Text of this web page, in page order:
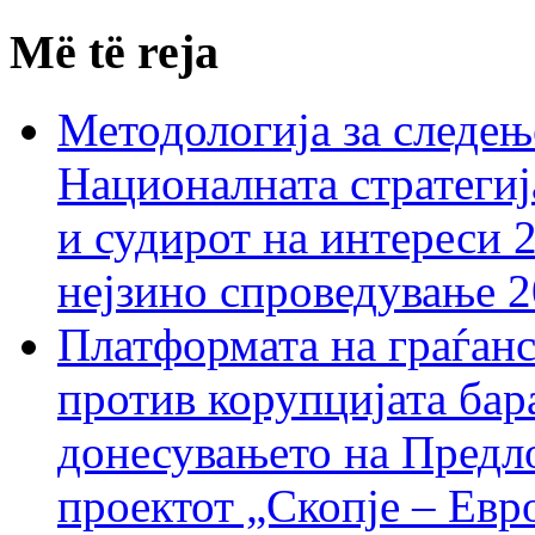
Më të reja
Методологија за
Националната
и судирот на интереси
нејзино спроведување
Платформата на
против корупцијата
донесувањето на
проектот „Скопје –